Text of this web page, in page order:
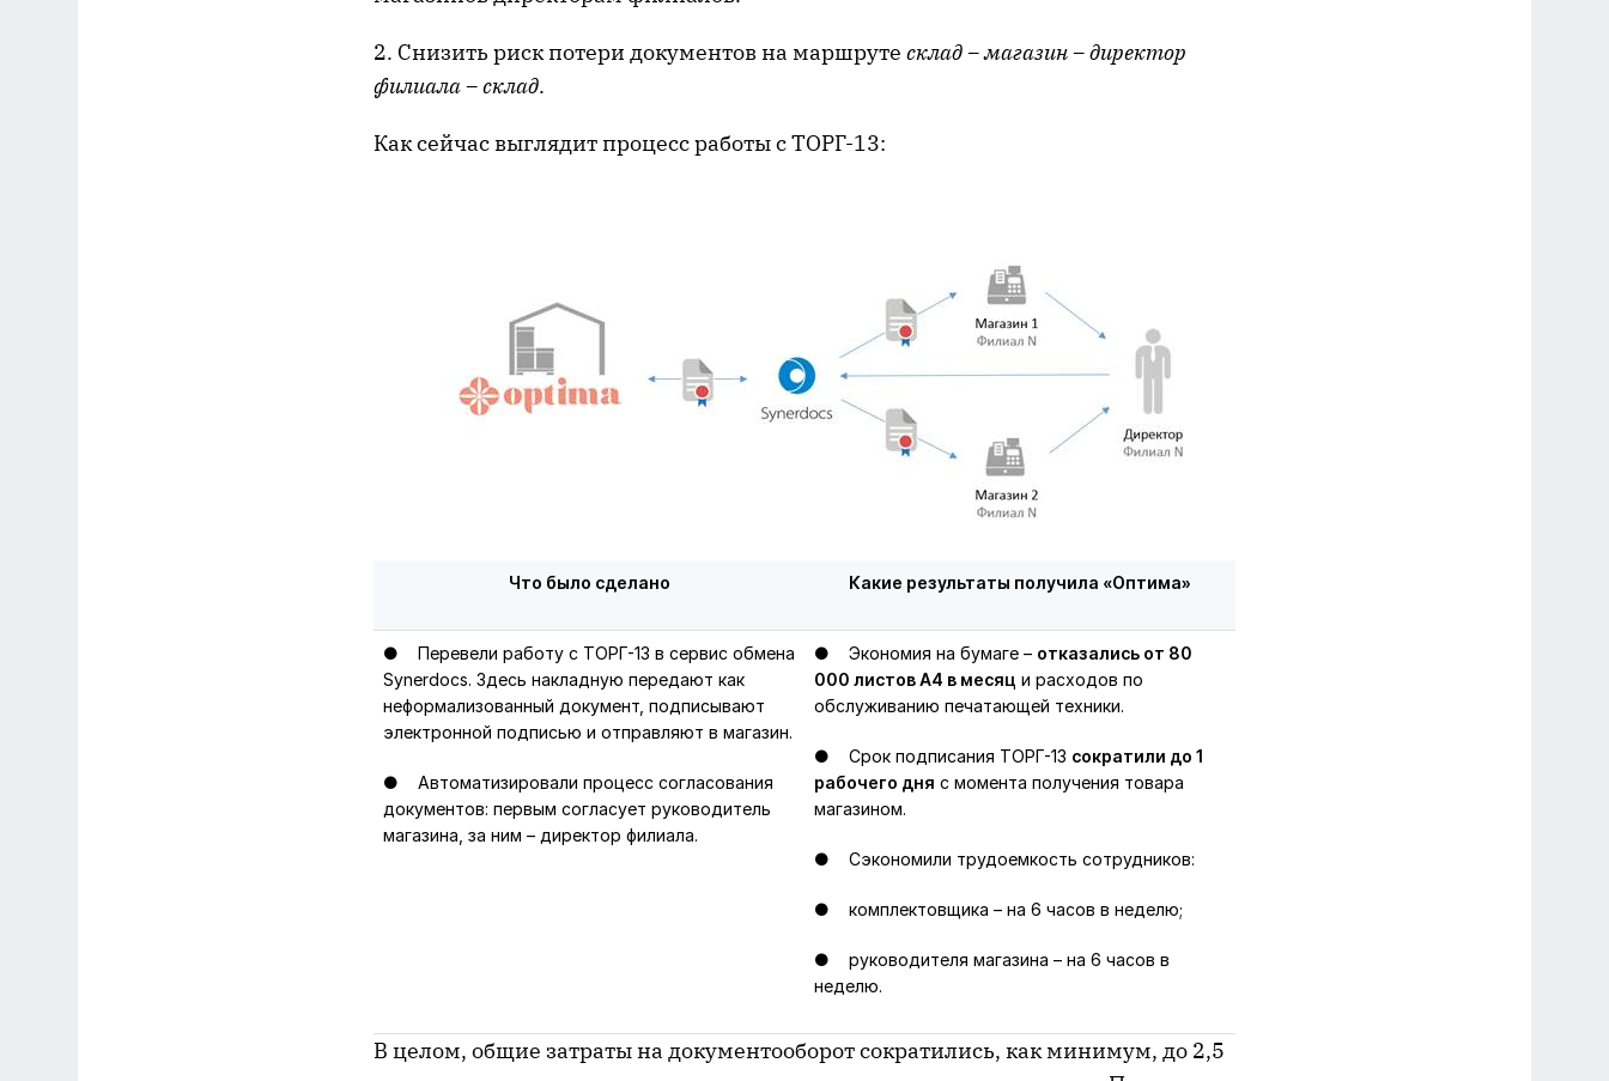
2. Снизить риск потери документов на маршруте склад – магазин – директор
филиала – склад.
Как сейчас выглядит процесс работы с ТОРГ-13:
Что было сделано Какие результаты получила «Оптима»
● Перевели работу с ТОРГ-13 в сервис обмена
Synerdocs. Здесь накладную передают как
неформализованный документ, подписывают
электронной подписью и отправляют в магазин.
● Автоматизировали процесс согласования
документов: первым согласует руководитель
магазина, за ним – директор филиала.
● Экономия на бумаге – отказались от 80
000 листов А4 в месяц и расходов по
обслуживанию печатающей техники.
● Срок подписания ТОРГ-13 сократили до 1
рабочего дня с момента получения товара
магазином.
● Сэкономили трудоемкость сотрудников:
● комплектовщика – на 6 часов в неделю;
● руководителя магазина – на 6 часов в
неделю.
В целом, общие затраты на документооборот сократились, как минимум, до 2,5